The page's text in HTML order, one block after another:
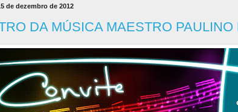
de dezembro de 2012
DA MÚSICA MAESTRO PAULINO